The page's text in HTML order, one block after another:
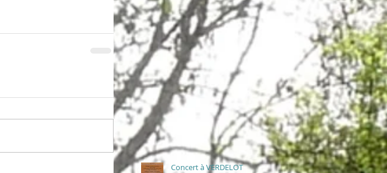
Concert à VERDELOT